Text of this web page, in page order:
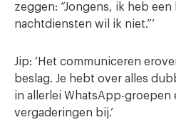
zeggen: “Jongens, ik heb
nachtdiensten wil ik niet.”’
Jip: ‘Het communiceren
beslag. Je hebt over alles
in allerlei WhatsApp-groepen
vergaderingen bij.’